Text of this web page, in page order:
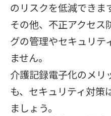
のリスクを低減できま
その他、不正アクセス
グの管理やセキュリテ
ません。
介護記録電子化のメリ
も、セキュリティ対策
ましょう。